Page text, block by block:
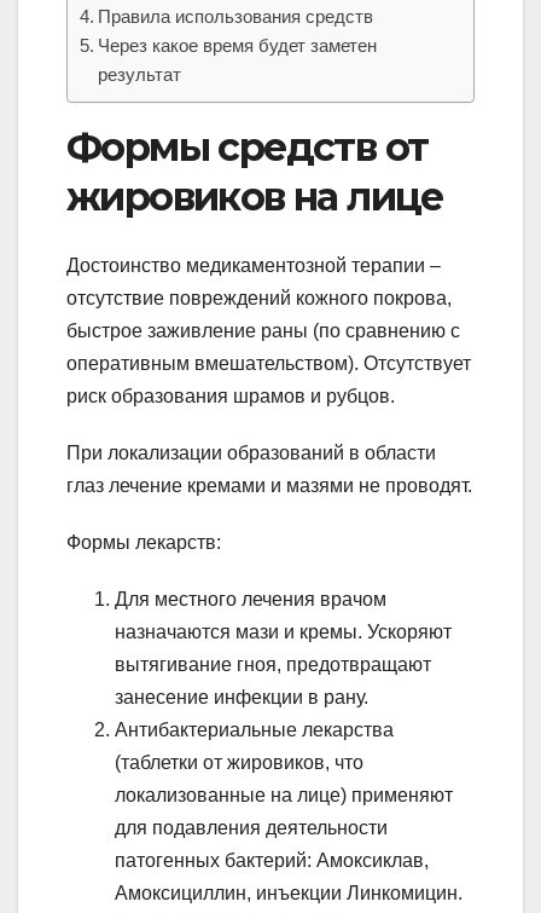
Правила использования средств
Через какое время будет заметен
результат
Формы средств от
жировиков на лице
Достоинство медикаментозной терапии –
отсутствие повреждений кожного покрова,
быстрое заживление раны (по сравнению с
оперативным вмешательством). Отсутствует
риск образования шрамов и рубцов.
При локализации образований в области
глаз лечение кремами и мазями не проводят.
Формы лекарств:
Для местного лечения врачом
назначаются мази и кремы. Ускоряют
вытягивание гноя, предотвращают
занесение инфекции в рану.
Антибактериальные лекарства
(таблетки от жировиков, что
локализованные на лице) применяют
для подавления деятельности
патогенных бактерий: Амоксиклав,
Амоксициллин, инъекции Линкомицин.